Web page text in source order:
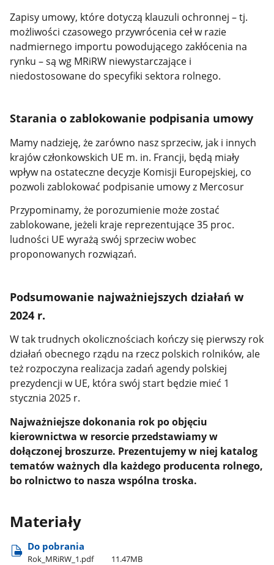
Zapisy umowy, które dotyczą klauzuli ochronnej – tj.
możliwości czasowego przywrócenia ceł w razie
nadmiernego importu powodującego zakłócenia na
rynku – są wg MRiRW niewystarczające i
niedostosowane do specyfiki sektora rolnego.
Starania o zablokowanie podpisania umowy
Mamy nadzieję, że zarówno nasz sprzeciw, jak i innych
krajów członkowskich UE m. in. Francji, będą miały
wpływ na ostateczne decyzje Komisji Europejskiej, co
pozwoli zablokować podpisanie umowy z Mercosur
Przypominamy, że porozumienie może zostać
zablokowane, jeżeli kraje reprezentujące 35 proc.
ludności UE wyrażą swój sprzeciw wobec
proponowanych rozwiązań.
Podsumowanie najważniejszych działań w
2024 r.
W tak trudnych okolicznościach kończy się pierwszy rok
działań obecnego rządu na rzecz polskich rolników, ale
też rozpoczyna realizacja zadań agendy polskiej
prezydencji w UE, która swój start będzie mieć 1
stycznia 2025 r.
Najważniejsze dokonania rok po objęciu
kierownictwa w resorcie przedstawiamy w
dołączonej broszurze. Prezentujemy w niej katalog
tematów ważnych dla każdego producenta rolnego,
bo rolnictwo to nasza wspólna troska.
Materiały
Do pobrania
Rok​_MRiRW​_1.pdf 11.47MB